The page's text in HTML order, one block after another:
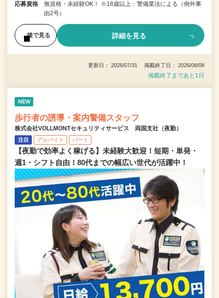
応募資格
無資格・未経験OK！ ※18歳以上：警備業法による（例外事
由2号）
後で見る 詳細を見る
更新日： 2026/07/31 掲載終了日： 2026/08/08
掲載終了まであと1日
NEW
歩行者の誘導・案内警備スタッフ
株式会社VOLLMONTセキュリティサービス 両国支社（夜勤）
注目 アルバイト パート
【夜勤で効率よく稼げる】未経験大歓迎！短期・単発・
週1・シフト自由！80代までの幅広い世代が活躍中！